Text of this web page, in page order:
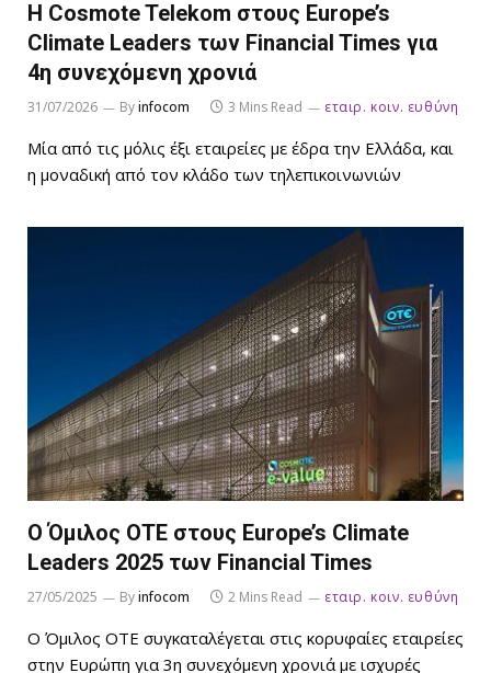
Η Cosmote Telekom στους Europe’s
Climate Leaders των Financial Times για
4η συνεχόμενη χρονιά
31/07/2026 Byinfocom 3 Mins Read εταιρ. κοιν. ευθύνη
Μία από τις μόλις έξι εταιρείες με έδρα την Ελλάδα, και
η μοναδική από τον κλάδο των τηλεπικοινωνιών
Ο Όμιλος ΟΤΕ στους Europe’s Climate
Leaders 2025 των Financial Times
27/05/2025 Byinfocom 2 Mins Read εταιρ. κοιν. ευθύνη
Ο Όμιλος ΟΤΕ συγκαταλέγεται στις κορυφαίες εταιρείες
στην Ευρώπη για 3η συνεχόμενη χρονιά με ισχυρές